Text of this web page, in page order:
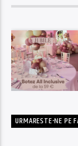
URMARESTE-NE PE